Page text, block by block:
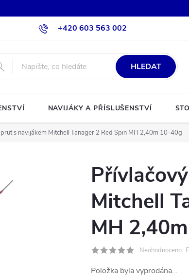
+420 603 563 002
HLEDAT
NAVIJÁKY A PŘÍSLUŠENSTVÍ
s navijákem Mitchell Tanager 2 Red Spin MH 2,40m 10-40g
Mitchell
MH
Neohodnoceno
Položka byla vyprodána…